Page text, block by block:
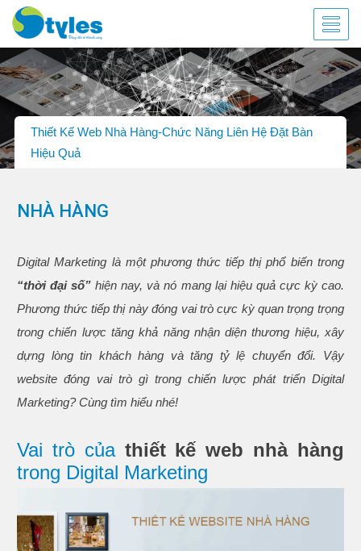
Thiết Kế Web Nhà Hàng-Chức Năng Liên Hệ Đặt Bàn
Hiệu Quả
NHÀ HÀNG
Digital Marketing là một phương thức tiếp thị phổ biến trong
“thời đại số” hiện nay, và nó mang lại hiệu quả cực kỳ cao.
Phương thức tiếp thị này đóng vai trò cực kỳ quan trọng trọng
trong chiến lược tăng khả năng nhận diện thương hiệu, xây
dựng lòng tin khách hàng và tăng tỷ lệ chuyển đổi. Vậy
website đóng vai trò gì trong chiến lược phát triển Digital
Marketing? Cùng tìm hiểu nhé!
Vai trò của thiết kế web nhà hàng
trong Digital Marketing